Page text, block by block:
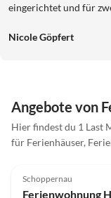
eingerichtet und für
sehr wohlgefühlt. Herzliche Grüße
Nicole Göpfert
Angebote von
Hier findest du 1 Last
für Ferienhäuser,
Schoppernau